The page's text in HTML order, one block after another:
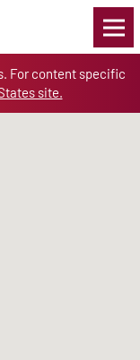
For content specific
site.